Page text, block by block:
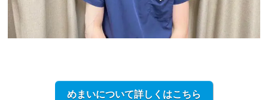
めまいについて詳しくはこちら